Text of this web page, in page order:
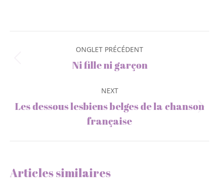
Post
ONGLET PRÉCÉDENT
Previous
post:
Ni fille ni garçon
NEXT
Next
post:
Les dessous lesbiens belges de la chanson
française
Articles similaires